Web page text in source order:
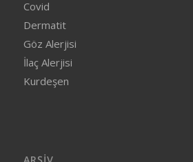
Covid
Dermatit
Göz Alerjisi
İlaç Alerjisi
Kurdeşen